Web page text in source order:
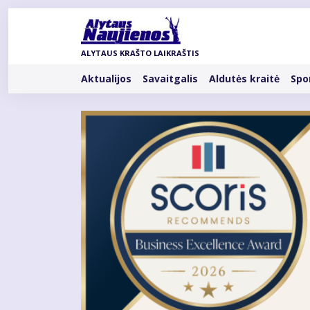
Pereiti
ALYTAUS KRAŠTO LAIKRAŠTIS
Rubrikos
Aktualijos Savaitgalis Aldutės kraitė